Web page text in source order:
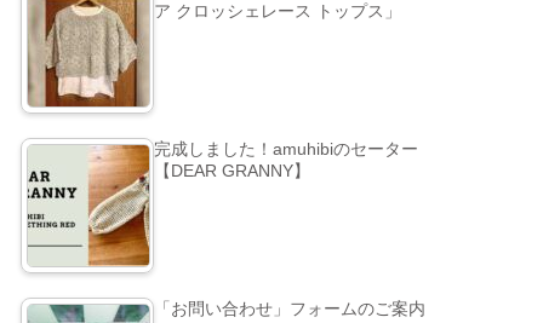
ア クロッシェレース トップス」
完成しました！amuhibiのセーター
【DEAR GRANNY】
「お問い合わせ」フォームのご案内